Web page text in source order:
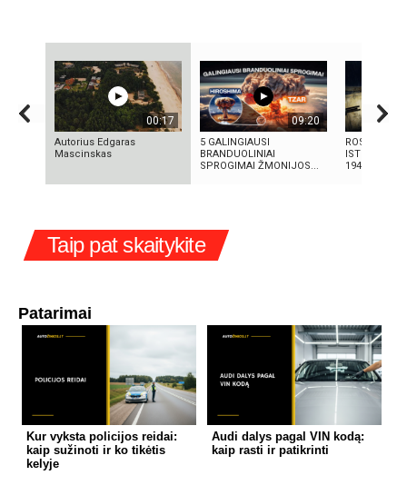
00:17
Autorius Edgaras
Mascinskas
09:20
5 GALINGIAUSI
BRANDUOLINIAI
SPROGIMAI ŽMONIJOS...
ROSVELO
ISTORIJA:
1947-
Taip pat skaitykite
Patarimai
Kur vyksta policijos reidai:
kaip sužinoti ir ko tikėtis
kelyje
Audi dalys pagal VIN kodą:
kaip rasti ir patikrinti